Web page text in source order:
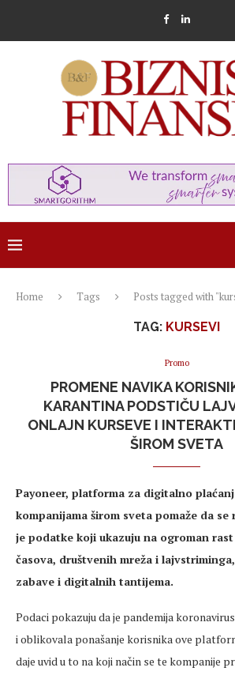
Home Tags Posts tagged with
TAG: KURSEVI
Promo
PROMENE NAVIKA
KARANTINA PODSTIČU
ONLAJN KURSEVE I
ŠIROM SVETA
Payoneer, platforma za digitalno
kompanijama širom sveta pomaže da
je podatke koji ukazuju na ogroman
časova, društvenih mreža i
zabave i digitalnih tantijema.
Podaci pokazuju da je pandemija
i oblikovala ponašanje korisnika ove
daje uvid u to na koji način se te kompanije